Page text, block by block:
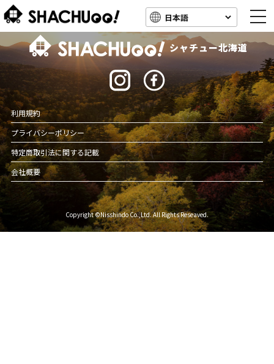
北海道キャンピングカー車中泊スポット情報
シャチュー北海道
利用規約
プライバシーポリシー
特定商取引法に関する記載
会社概要
Copyright ©Nisshindo Co.,Ltd. All Rights Reseaved.